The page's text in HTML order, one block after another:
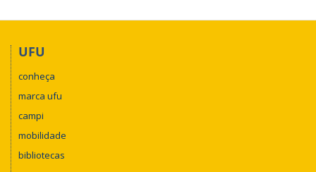
UFU
conheça
marca ufu
campi
mobilidade
bibliotecas